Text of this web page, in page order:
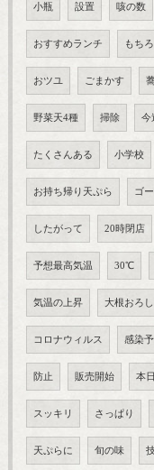
小瓶 設置 咳の数
おすすめランチ もち
おツユ ごまかす
野菜天4種 掃除 今
たくさんある 小学校
お持ち帰り天ぷら ゴ
したがって 20時閉店
予想最高気温 30℃
気温の上昇 大根おろし
コロナウィルス 感染
防止 販売開始 本
スッキリ さっぱり
天ぷらに 旬の味